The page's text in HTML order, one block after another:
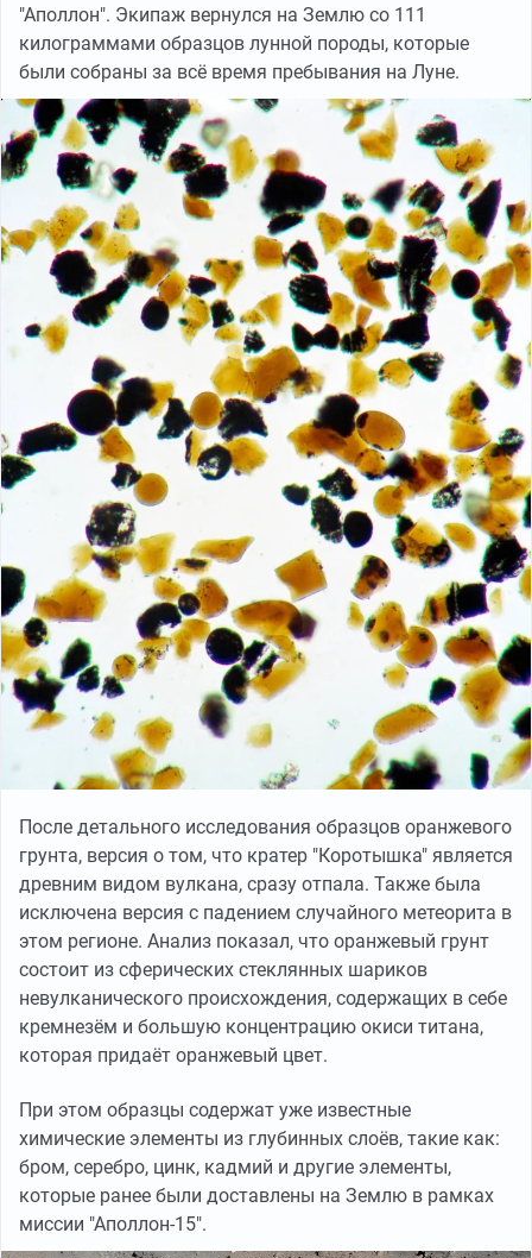
"Аполлон". Экипаж вернулся на Землю со 111
килограммами образцов лунной породы, которые
были собраны за всё время пребывания на Луне.
После детального исследования образцов оранжевого
грунта, версия о том, что кратер "Коротышка" является
древним видом вулкана, сразу отпала. Также была
исключена версия с падением случайного метеорита в
этом регионе. Анализ показал, что оранжевый грунт
состоит из сферических стеклянных шариков
невулканического происхождения, содержащих в себе
кремнезём и большую концентрацию окиси титана,
которая придаёт оранжевый цвет.
При этом образцы содержат уже известные
химические элементы из глубинных слоёв, такие как:
бром, серебро, цинк, кадмий и другие элементы,
которые ранее были доставлены на Землю в рамках
миссии "Аполлон-15".